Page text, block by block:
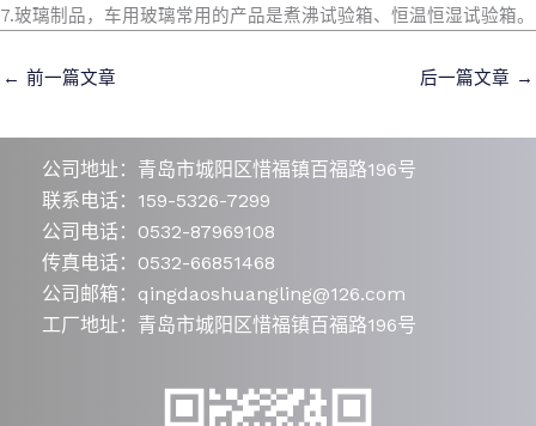
7.玻璃制品，车用玻璃常用的产品是煮沸试验箱、恒温恒湿试验箱。
← 前一篇文章 后一篇文章 →
公司地址：青岛市城阳区惜福镇百福路196号
联系电话：159-5326-7299
公司电话：0532-87969108
传真电话：0532-66851468
公司邮箱：qingdaoshuangling@126.com
工厂地址：青岛市城阳区惜福镇百福路196号